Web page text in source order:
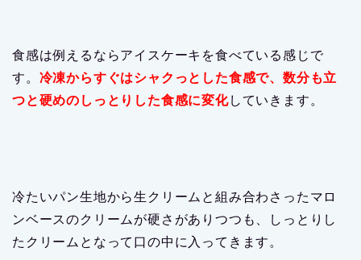
食感は例えるならアイスケーキを食べている感じで
す。 冷凍からすぐはシャクっとした食感で、数分も立
つと硬めのしっとりした食感に変化していきます。
冷たいパン生地から生クリームと組み合わさったマロ
ンベースのクリームが硬さがありつつも、しっとりし
たクリームとなって口の中に入ってきます。